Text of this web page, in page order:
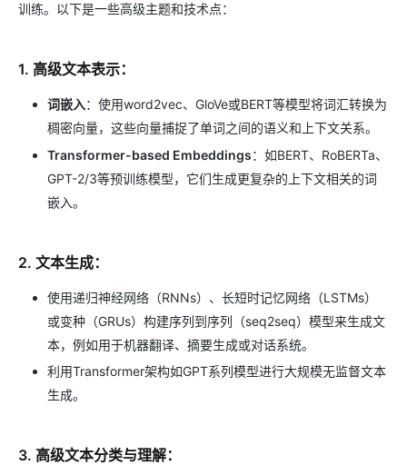
训练。以下是一些高级主题和技术点：
1. 高级文本表示：
词嵌入：使用word2vec、GloVe或BERT等模型将词汇转换为
稠密向量，这些向量捕捉了单词之间的语义和上下文关系。
Transformer-based Embeddings：如BERT、RoBERTa、
GPT-2/3等预训练模型，它们生成更复杂的上下文相关的词
嵌入。
2. 文本生成：
使用递归神经网络（RNNs）、长短时记忆网络（LSTMs）
或变种（GRUs）构建序列到序列（seq2seq）模型来生成文
本，例如用于机器翻译、摘要生成或对话系统。
利用Transformer架构如GPT系列模型进行大规模无监督文本
生成。
3. 高级文本分类与理解：